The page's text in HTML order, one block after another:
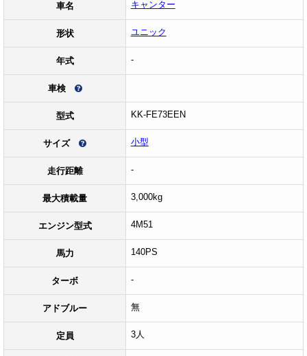
車名 キャンター
形状 ユニック
年式 -
車検
型式 KK-FE73EEN
サイズ 小型
走行距離 -
最大積載量 3,000kg
エンジン型式 4M51
馬力 140PS
ターボ -
アドブルー 無
定員 3人